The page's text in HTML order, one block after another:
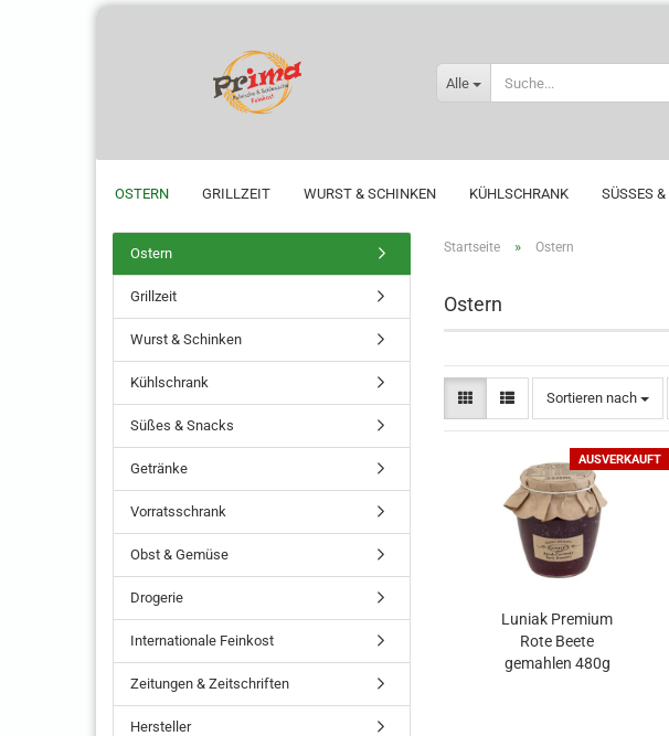
Alle
OSTERN GRILLZEIT WURST & SCHINKEN KÜHLSCHRANK SÜSSES
Startseite » Ostern
Ostern
Sortieren nach
Sortieren nach
AUSVERKAUFT
Luniak Premium
Rote Beete
gemahlen 480g
Ostern
Grillzeit
Wurst & Schinken
Kühlschrank
Süßes & Snacks
Getränke
Vorratsschrank
Obst & Gemüse
Drogerie
Internationale Feinkost
Zeitungen & Zeitschriften
Hersteller